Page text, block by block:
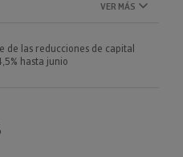
VER MÁS
de las reducciones de capital
hasta junio